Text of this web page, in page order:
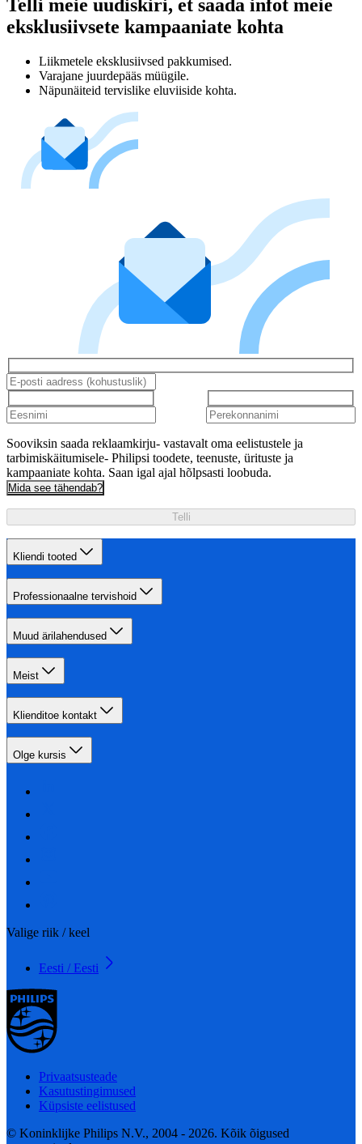
Telli meie uudiskiri, et saada infot meie
eksklusiivsete kampaaniate kohta
Liikmetele eksklusiivsed pakkumised.
Varajane juurdepääs müügile.
Näpunäiteid tervislike eluviiside kohta.
Sooviksin saada reklaamkirju- vastavalt oma eelistustele ja
tarbimiskäitumisele- Philipsi toodete, teenuste, ürituste ja
kampaaniate kohta. Saan igal ajal hõlpsasti loobuda.
Mida see tähendab?
Telli
Kliendi tooted
Professionaalne tervishoid
Muud ärilahendused
Meist
Klienditoe kontakt
Olge kursis
Valige riik / keel
Eesti / Eesti
Privaatsusteade
Kasutustingimused
Küpsiste eelistused
© Koninklijke Philips N.V., 2004 - 2026. Kõik õigused